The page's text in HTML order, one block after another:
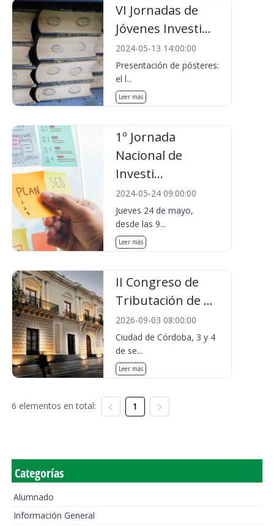
VI Jornadas de
Jóvenes Investi...
2024-05-13 14:00:00
Presentación de pósteres:
el l...
Leer más
1º Jornada
Nacional de
Investi...
2024-05-24 09:00:00
Jueves 24 de mayo,
desde las 9...
Leer más
II Congreso de
Tributación de ...
2026-09-03 08:00:00
Ciudad de Córdoba, 3 y 4
de se...
Leer más
6 elementos en total: 1
Categorías
Alumnado
Información General